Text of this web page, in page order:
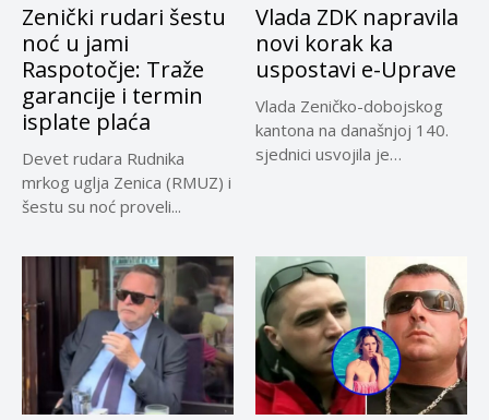
Zenički rudari šestu
noć u jami
Raspotočje: Traže
garancije i termin
isplate plaća
Devet rudara Rudnika
mrkog uglja Zenica (RMUZ) i
šestu su noć proveli...
Vlada ZDK napravila
novi korak ka
uspostavi e-Uprave
Vlada Zeničko-dobojskog
kantona na današnjoj 140.
sjednici usvojila je